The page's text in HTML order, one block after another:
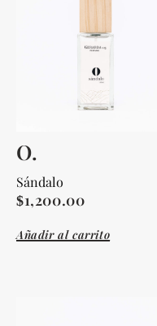
O.
Sándalo
$1,200.00
Añadir al carrito